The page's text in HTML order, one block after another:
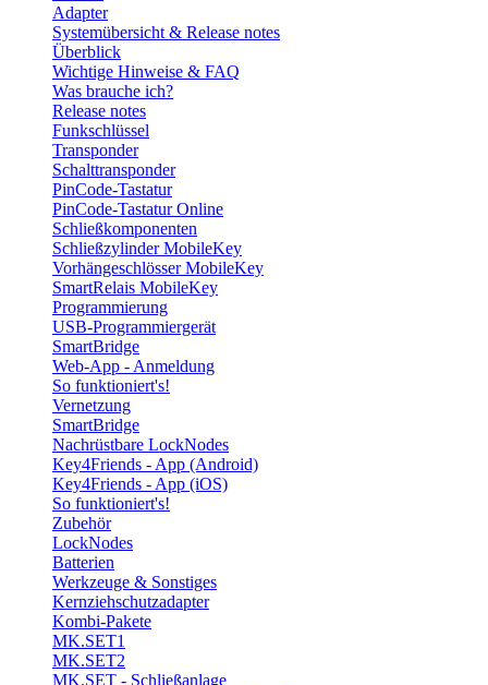
Adapter
Systemübersicht & Release notes
Überblick
Wichtige Hinweise & FAQ
Was brauche ich?
Release notes
Funkschlüssel
Transponder
Schalttransponder
PinCode-Tastatur
PinCode-Tastatur Online
Schließkomponenten
Schließzylinder MobileKey
Vorhängeschlösser MobileKey
SmartRelais MobileKey
Programmierung
USB-Programmiergerät
SmartBridge
Web-App - Anmeldung
So funktioniert's!
Vernetzung
SmartBridge
Nachrüstbare LockNodes
Key4Friends - App (Android)
Key4Friends - App (iOS)
So funktioniert's!
Zubehör
LockNodes
Batterien
Werkzeuge & Sonstiges
Kernziehschutzadapter
Kombi-Pakete
MK.SET1
MK.SET2
MK.SET - Schließanlage